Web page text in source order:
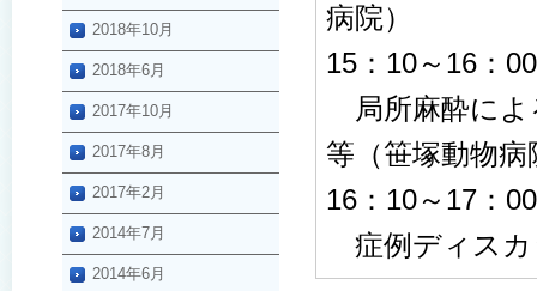
病院）
15：10～16：00
局所麻酔によ
等（笹塚動物病
16：10～17：00
症例ディスカ
2018年10月
2018年6月
2017年10月
2017年8月
2017年2月
2014年7月
2014年6月